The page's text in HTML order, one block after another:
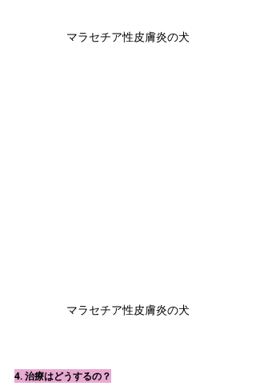
マラセチア性皮膚炎の犬
マラセチア性皮膚炎の犬
4. 治療はどうするの？